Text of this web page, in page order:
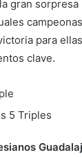
gran
para
clave.
5 Triples